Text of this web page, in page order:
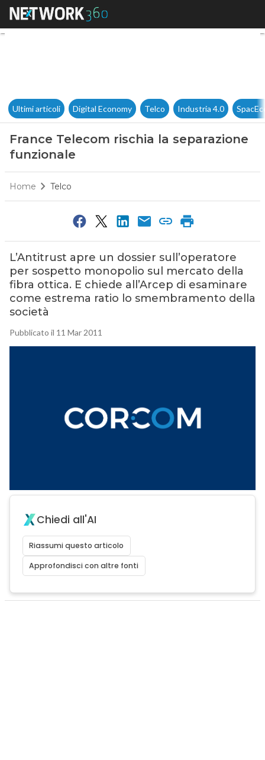
France Telecom rischia la
Ultimi articoli Digital Economy Telco Industria 4.0
France Telecom rischia la separazione
funzionale
Home Telco
L’Antitrust apre un dossier sull’operatore
per sospetto monopolio sul mercato della
fibra ottica. E chiede all’Arcep di esaminare
come estrema ratio lo smembramento della
società
Pubblicato il 11 Mar 2011
Chiedi all'AI
Riassumi questo articolo
Approfondisci con altre fonti